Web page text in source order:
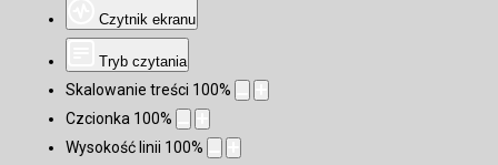
Czytnik ekranu
Tryb czytania
Skalowanie treści 100%
Czcionka 100%
Wysokość linii 100%